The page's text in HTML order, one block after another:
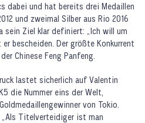
dabei und hat bereits drei Medaillen
und zweimal Silber aus Rio 2016
sein Ziel klar definiert: „Ich will um
bescheiden. Der größte Konkurrent
Chinese Feng Panfeng.
lastet sicherlich auf Valentin
die Nummer eins der Welt,
von Tokio.
Titelverteidiger ist man